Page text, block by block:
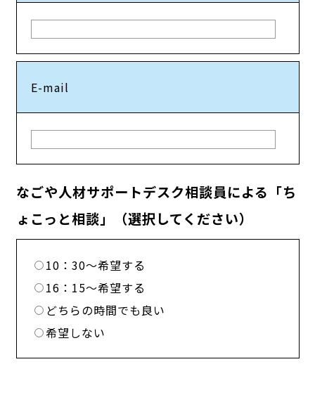
E-mail
なごや人材サポートデスク相談員による「ち
ょこっと相談」（選択してください）
10：30～希望する
16：15～希望する
どちらの時間でも良い
希望しない